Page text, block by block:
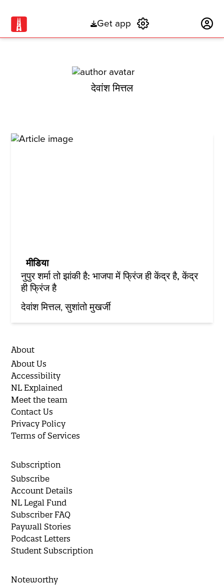
Get app
देवांश मित्तल
मीडिया
नुपुर शर्मा तो झांकी है: भाजपा में फ्रिंज ही केंद्र है, केंद्र
ही फ्रिंज है
देवांश मित्तल सुशांतो मुखर्जी
About
About Us
Accessibility
NL Explained
Meet the team
Contact Us
Privacy Policy
Terms of Services
Subscription
Subscribe
Account Details
NL Legal Fund
Subscriber FAQ
Paywall Stories
Podcast Letters
Student Subscription
Noteworthy